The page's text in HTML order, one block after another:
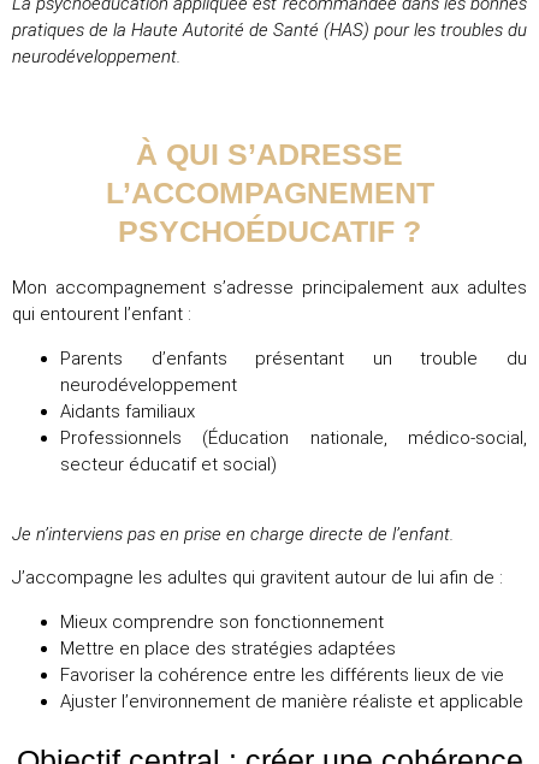
pratiques de la Haute Autorité de Santé (HAS) pour les troubles du
neurodéveloppement.
À QUI S’ADRESSE
L’ACCOMPAGNEMENT
PSYCHOÉDUCATIF ?
Mon accompagnement s’adresse principalement aux adultes
qui entourent l’enfant :
Parents d’enfants présentant un trouble du
neurodéveloppement
Aidants familiaux
Professionnels (Éducation nationale, médico-social,
secteur éducatif et social)
Je n’interviens pas en prise en charge directe de l’enfant.
J’accompagne les adultes qui gravitent autour de lui afin de :
Mieux comprendre son fonctionnement
Mettre en place des stratégies adaptées
Favoriser la cohérence entre les différents lieux de vie
Ajuster l’environnement de manière réaliste et applicable